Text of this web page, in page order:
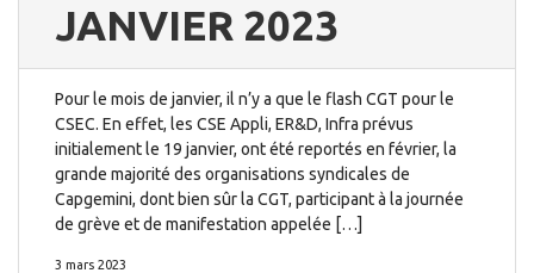
JANVIER 2023
Pour le mois de janvier, il n’y a que le flash CGT pour le
CSEC. En effet, les CSE Appli, ER&D, Infra prévus
initialement le 19 janvier, ont été reportés en février, la
grande majorité des organisations syndicales de
Capgemini, dont bien sûr la CGT, participant à la journée
de grève et de manifestation appelée […]
3 mars 2023